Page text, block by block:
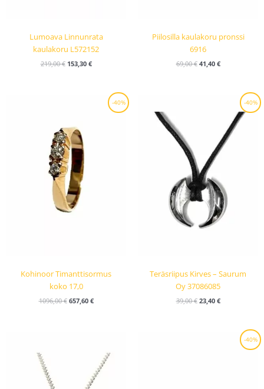
Lumoava Linnunrata
kaulakoru L572152
219,00€ 153,30 €
Piilosilla kaulakoru pronssi
6916
69,00€ 41,40 €
-40%
Kohinoor Timanttisormus
koko 17,0
1096,00€
Alkuperäinen
657,60 €
Nykyinen
hinta
-40%
Teräsriipus Kirves – Saurum
Oy 37086085
39,00€
Alkuperäinen
23,40 €
Nykyinen
23,40 €.
-40%
Alkuperäinen
Nykyinen